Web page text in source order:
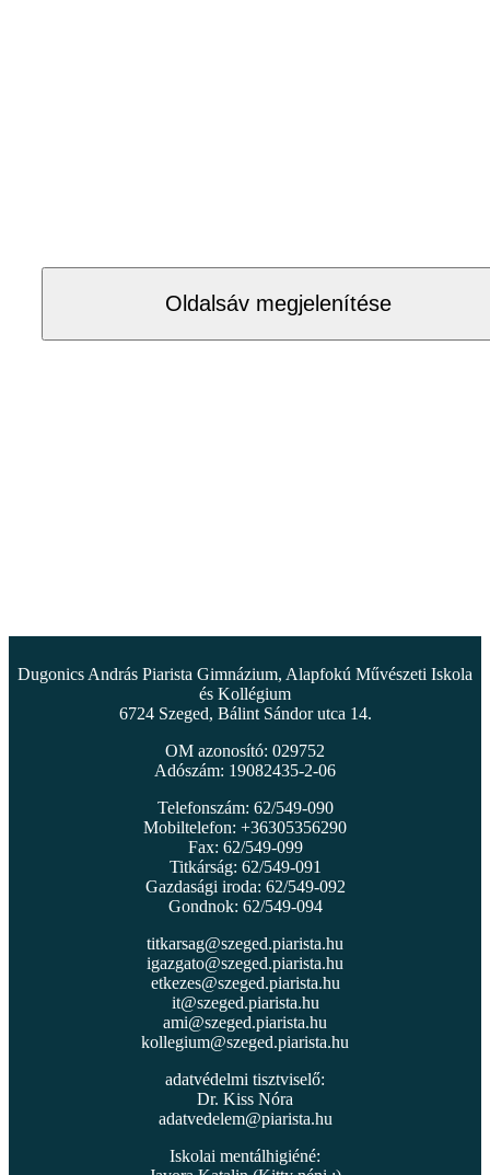
Oldalsáv megjelenítése
Dugonics András Piarista Gimnázium, Alapfokú Művészeti Iskola
és Kollégium
6724 Szeged, Bálint Sándor utca 14.
OM azonosító: 029752
Adószám: 19082435-2-06
Telefonszám: 62/549-090
Mobiltelefon: +36305356290
Fax: 62/549-099
Titkárság: 62/549-091
Gazdasági iroda: 62/549-092
Gondnok: 62/549-094
titkarsag@szeged.piarista.hu
igazgato@szeged.piarista.hu
etkezes@szeged.piarista.hu
it@szeged.piarista.hu
ami@szeged.piarista.hu
kollegium@szeged.piarista.hu
adatvédelmi tisztviselő:
Dr. Kiss Nóra
adatvedelem@piarista.hu
Iskolai mentálhigiéné: